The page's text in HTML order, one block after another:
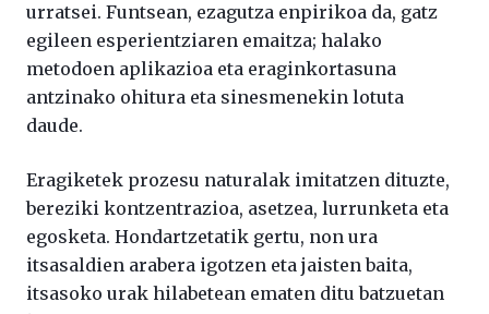
urratsei. Funtsean, ezagutza enpirikoa da, gatz
egileen esperientziaren emaitza; halako
metodoen aplikazioa eta eraginkortasuna
antzinako ohitura eta sinesmenekin lotuta
daude.
Eragiketek prozesu naturalak imitatzen dituzte,
bereziki kontzentrazioa, asetzea, lurrunketa eta
egosketa. Hondartzetatik gertu, non ura
itsasaldien arabera igotzen eta jaisten baita,
itsasoko urak hilabetean ematen ditu batzuetan